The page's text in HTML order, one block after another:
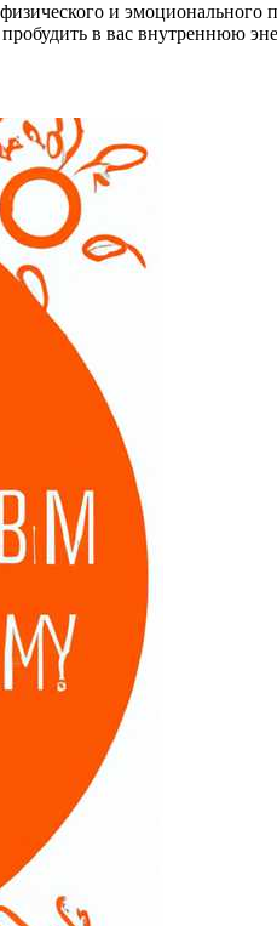
и
в вас внутреннюю